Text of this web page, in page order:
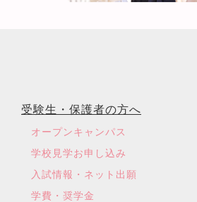
受験生・保護者の方へ
オープンキャンパス
学校見学お申し込み
入試情報・ネット出願
学費・奨学金